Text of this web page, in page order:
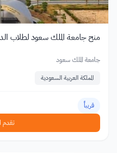
منح جامعة الملك سعود لطلاب
جامعة الملك سعود
المملكة العربية السعودية
قريباً
تقدم